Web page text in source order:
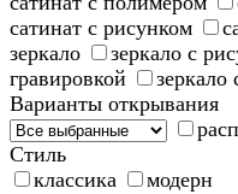
сатинат с рисунком
зеркало
зеркало с
гравировкой
зеркало
Варианты открывания
Стиль
классика
модерн